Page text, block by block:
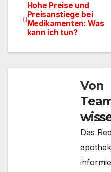
Hohe Preise und
Preisanstiege bei
Medikamenten: Was
kann ich tun?
Von
Das